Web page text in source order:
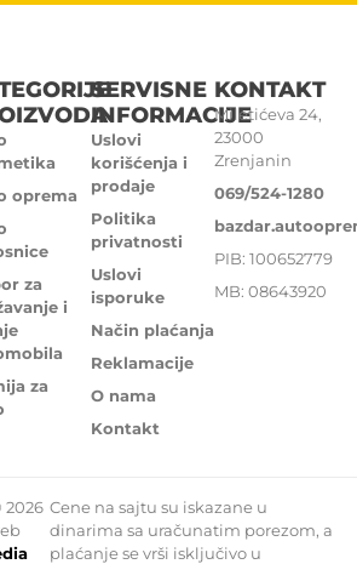
oprema
za
i
za
SERVISNE
INFORMACIJE
Uslovi
korišćenja i
prodaje
Politika
privatnosti
Uslovi
isporuke
Način plaćanja
Reklamacije
O nama
Kontakt
KONTAKT
Miletićeva 24,
23000
Zrenjanin
069/524-1280
PIB: 100652779
MB: 08643920
2026 Cene na sajtu su iskazane u
dinarima sa uračunatim porezom, a
plaćanje se vrši isključivo u